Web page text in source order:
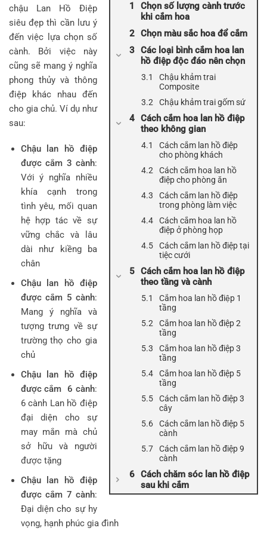
Chọn số lượng cành trước
khi cắm hoa
Chọn màu sắc hoa để cắm
Các loại bình cắm hoa lan
hồ điệp độc đáo nên chọn
Chậu khảm trai
Composite
Chậu khảm trai gốm sứ
Cách cắm hoa lan hồ điệp
theo không gian
Cách cắm lan hồ điệp
cho phòng khách
Cách cắm hoa lan hồ
điệp cho phòng ăn
Cách cắm lan hồ điệp
trong phòng làm việc
Cách cắm hoa lan hồ
điệp ở phòng họp
Cách cắm lan hồ điệp tại
tiệc cưới
Cách cắm hoa lan hồ điệp
theo tầng và cành
Cắm hoa lan hồ điệp 1
tầng
Cắm hoa lan hồ điệp 2
tầng
Cắm hoa lan hồ điệp 3
tầng
Cắm hoa lan hồ điệp 5
tầng
Cách cắm lan hồ điệp 3
cây
Cách cắm lan hồ điệp 5
cành
Cách cắm lan hồ điệp 9
cành
Cách chăm sóc lan hồ điệp
sau khi cắm
chậu Lan Hồ Điệp
siêu đẹp thì cần lưu ý
đến việc lựa chọn số
cành. Bởi việc này
cũng sẽ mang ý nghĩa
phong thủy và thông
điệp khác nhau đến
cho gia chủ. Ví dụ như
sau:
Chậu lan hồ điệp
được cắm 3 cành:
Với ý nghĩa nhiều
khía cạnh trong
tình yêu, mối quan
hệ hợp tác về sự
vững chắc và lâu
dài như kiềng ba
chân
Chậu lan hồ điệp
được cắm 5 cành:
Mang ý nghĩa và
tượng trưng về sự
trường thọ cho gia
chủ
Chậu lan hồ điệp
được cắm 6 cành:
6 cành Lan hồ điệp
đại diện cho sự
may mắn mà chủ
sở hữu và người
được tặng
Chậu lan hồ điệp
được cắm 7 cành:
Đại diện cho sự hy
vọng, hạnh phúc gia đình